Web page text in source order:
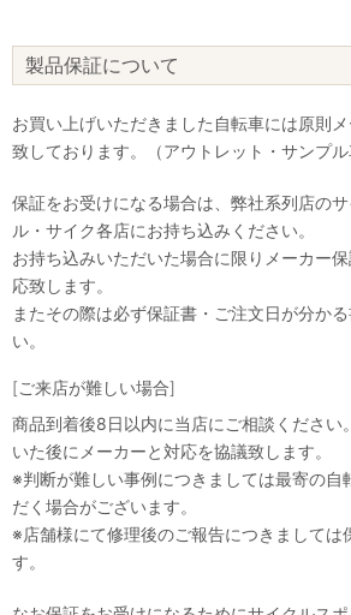
製品保証について
お買い上げいただきました自転車には原則
致しております。（アウトレット・サンプル
保証をお受けになる場合は、弊社系列店の
ル・サイク各店にお持ち込みください。
お持ち込みいただいた場合に限りメーカー
応致します。
またその際は必ず保証書・ご注文日が分か
い。
[ご来店が難しい場合]
商品到着後8日以内に当店にご相談ください
いた後にメーカーと対応を協議致します。
※判断が難しい事例につきましては最寄の自
だく場合がございます。
※店舗様にて修理後のご報告につきましては
す。